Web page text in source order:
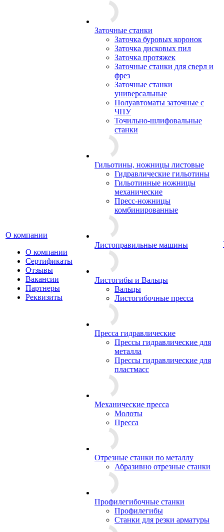
О компании
О компании
Сертификаты
Отзывы
Вакансии
Партнеры
Реквизиты
Заточные станки
Заточка буровых коронок
Заточка дисковых пил
Заточка протяжек
Заточные станки для сверл и
фрез
Заточные станки
универсальные
Полуавтоматы заточные с
ЧПУ
Точильно-шлифовальные
станки
Гильотины, ножницы листовые
Гидравлические гильотины
Гильотинные ножницы
механические
Пресс-ножницы
комбинированные
Листоправильные машины
Листогибы и Вальцы
Вальцы
Листогибочные пресса
Пресса гидравлические
Прессы гидравлические для
металла
Прессы гидравлические для
пластмасс
Механические пресса
Молоты
Пресса
Отрезные станки по металлу
Абразивно отрезные станки
Профилегибочные станки
Профилегибы
Станки для резки арматуры